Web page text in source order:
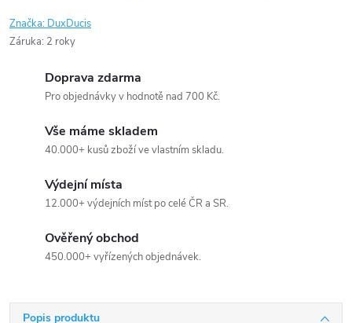
Značka: DuxDucis
Záruka: 2 roky
Doprava zdarma
Pro objednávky v hodnotě nad 700 Kč.
Vše máme skladem
40.000+ kusů zboží ve vlastním skladu.
Výdejní místa
12.000+ výdejních míst po celé ČR a SR.
Ověřený obchod
450.000+ vyřízených objednávek.
Popis produktu